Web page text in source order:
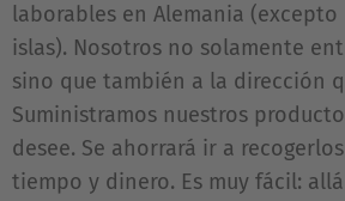
laborables en Alemania (excepto
islas). Nosotros no solamente
sino que también a la dirección
Suministramos nuestros
desee. Se ahorrará ir a
tiempo y dinero. Es muy fácil: